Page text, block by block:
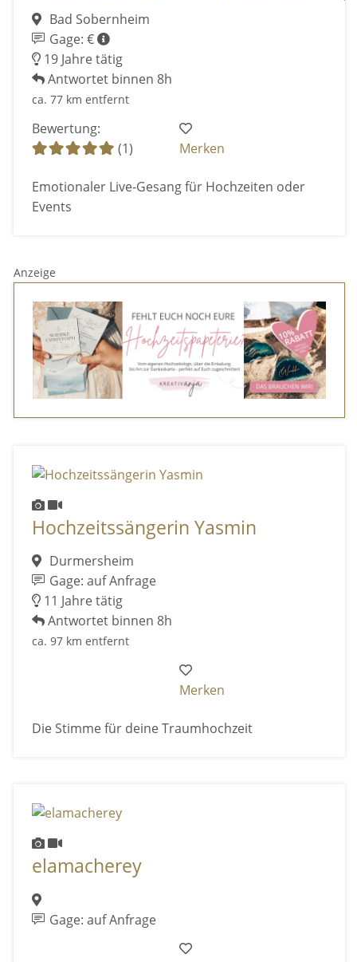
Bad Sobernheim
Gage: €
19 Jahre tätig
Antwortet binnen 8h
ca. 77 km entfernt
Bewertung:
(1)
Merken
Emotionaler Live-Gesang für Hochzeiten oder
Events
Anzeige
Hochzeitssängerin Yasmin
Durmersheim
Gage: auf Anfrage
11 Jahre tätig
Antwortet binnen 8h
ca. 97 km entfernt
Merken
Die Stimme für deine Traumhochzeit
elamacherey
Gage: auf Anfrage